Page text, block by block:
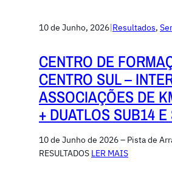
10 de Junho, 2026|Resultados,
CENTRO DE
CENTRO SUL –
ASSOCIAÇÕES DE
+ DUATLOS SUB14
10 de Junho de 2026 – Pista de
RESULTADOS LER MAIS